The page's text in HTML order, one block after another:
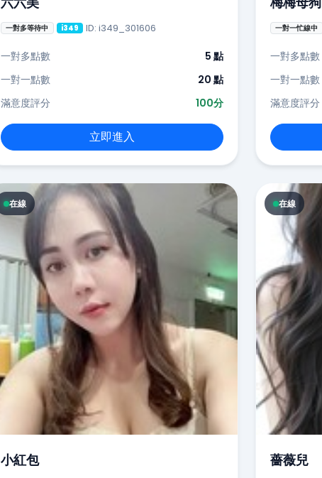
一對多等待中 i349 ID: i349_301606
一對多點數
5 點
一對一點數
20 點
滿意度評分
100分
立即進入
一對一忙線中
一對多點數
一對一點數
滿意度評分
在線
小紅包
在線
薔薇兒